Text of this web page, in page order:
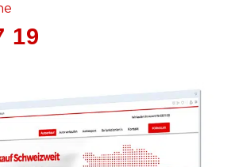
19